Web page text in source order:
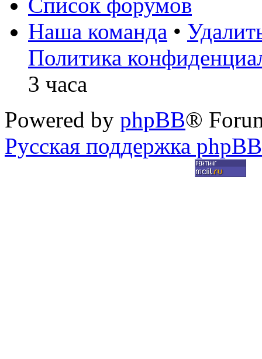
Наша команда •
Политика
3 часа
Powered by phpBB®
Русская поддержка phpBB